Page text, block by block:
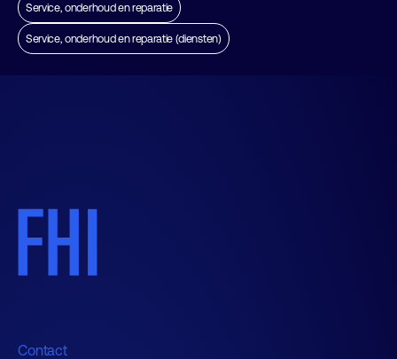
Service, onderhoud en reparatie
Service, onderhoud en reparatie (diensten)
Contact